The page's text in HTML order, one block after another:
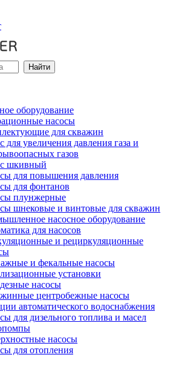
оборудование
насосы
для скважин
для увеличения давления газа и
газов
шкивный
для повышения давления
для фонтанов
плунжерные
шнековые и винтовые для скважин
насосное оборудование
для насосов
и рециркуляционные
и фекальные насосы
установки
насосы
центробежные насосы
автоматического водоснабжения
для дизельного топлива и масел
насосы
для отопления